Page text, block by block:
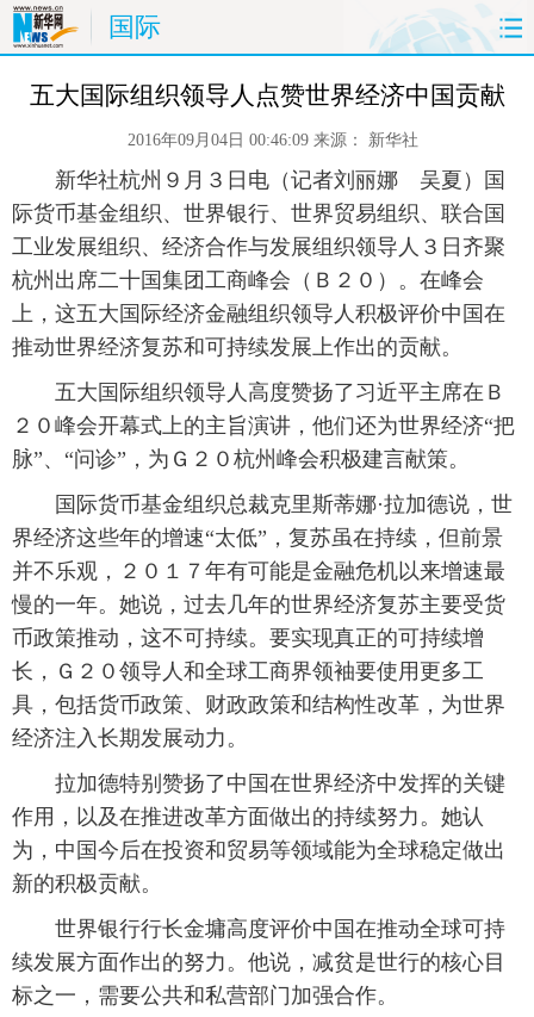
国际
首页 时政 国际 财经
体育 人事
时尚 思客 地方 法治
港澳 台湾 华人 汽车
能源 房产 公司
图片 视频 彩票 食品
旅游 健康 信息化
金融 公益 军事 无人机
富媒体 摄影 新华广播
新华电视中文 新华电视英文 返回PC
五大国际组织领导人点赞世界经济中国贡献
2016年09月04日 00:46:09 来源： 新华社
新华社杭州９月３日电（记者刘丽娜 吴夏）国
际货币基金组织、世界银行、世界贸易组织、联合国
工业发展组织、经济合作与发展组织领导人３日齐聚
杭州出席二十国集团工商峰会（Ｂ２０）。在峰会
上，这五大国际经济金融组织领导人积极评价中国在
推动世界经济复苏和可持续发展上作出的贡献。
五大国际组织领导人高度赞扬了习近平主席在Ｂ
２０峰会开幕式上的主旨演讲，他们还为世界经济“把
脉”、“问诊”，为Ｇ２０杭州峰会积极建言献策。
国际货币基金组织总裁克里斯蒂娜·拉加德说，世
界经济这些年的增速“太低”，复苏虽在持续，但前景
并不乐观，２０１７年有可能是金融危机以来增速最
慢的一年。她说，过去几年的世界经济复苏主要受货
币政策推动，这不可持续。要实现真正的可持续增
长，Ｇ２０领导人和全球工商界领袖要使用更多工
具，包括货币政策、财政政策和结构性改革，为世界
经济注入长期发展动力。
拉加德特别赞扬了中国在世界经济中发挥的关键
作用，以及在推进改革方面做出的持续努力。她认
为，中国今后在投资和贸易等领域能为全球稳定做出
新的积极贡献。
世界银行行长金墉高度评价中国在推动全球可持
续发展方面作出的努力。他说，减贫是世行的核心目
标之一，需要公共和私营部门加强合作。